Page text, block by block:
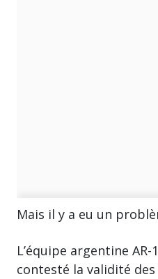
Mais il y a eu un
L’équipe argentine
contesté la validité